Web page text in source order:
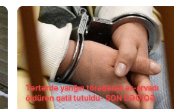
Tərtərdə yanğın törədərək ər-arvadı
öldürən qatil tutuldu- SON DƏQİQƏ